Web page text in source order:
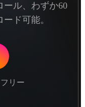
ール、わずか60
ド可能。
リー